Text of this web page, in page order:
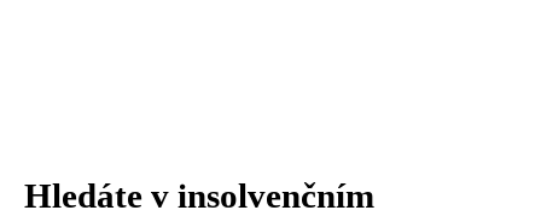
Hledáte v insolvenčním